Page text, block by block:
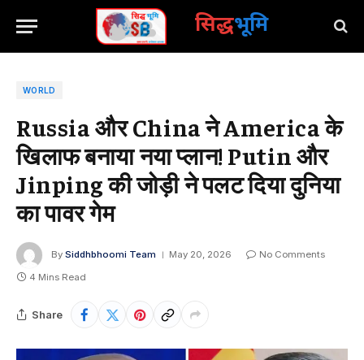
सिद्धभूमि
WORLD
Russia और China ने America के
खिलाफ बनाया नया प्लान! Putin और
Jinping की जोड़ी ने पलट दिया दुनिया
का पावर गेम
By Siddhbhoomi Team May 20, 2026
No Comments
4 Mins Read
Share